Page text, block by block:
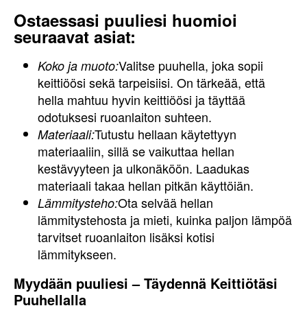
Ostaessasi puuliesi huomioi
seuraavat asiat:
Koko ja muoto:Valitse puuhella, joka sopii
keittiöösi sekä tarpeisiisi. On tärkeää, että
hella mahtuu hyvin keittiöösi ja täyttää
odotuksesi ruoanlaiton suhteen.
Materiaali:Tutustu hellaan käytettyyn
materiaaliin, sillä se vaikuttaa hellan
kestävyyteen ja ulkonäköön. Laadukas
materiaali takaa hellan pitkän käyttöiän.
Lämmitysteho:Ota selvää hellan
lämmitystehosta ja mieti, kuinka paljon lämpöä
tarvitset ruoanlaiton lisäksi kotisi
lämmitykseen.
Myydään puuliesi – Täydennä Keittiötäsi
Puuhellalla